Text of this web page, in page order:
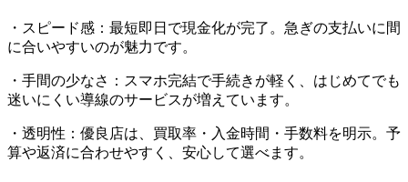
・スピード感：最短即日で現金化が完了。急ぎの支払いに間
に合いやすいのが魅力です。
・手間の少なさ：スマホ完結で手続きが軽く、はじめてでも
迷いにくい導線のサービスが増えています。
・透明性：優良店は、買取率・入金時間・手数料を明示。予
算や返済に合わせやすく、安心して選べます。